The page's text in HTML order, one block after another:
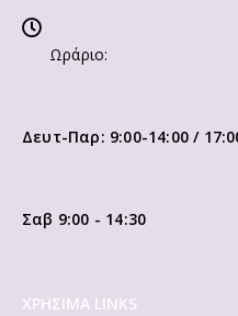
Ωράριο:
Δευτ-Παρ: 9:00-14:00 /
Σαβ 9:00 - 14:30
ΧΡΗΣΙΜΑ LINKS